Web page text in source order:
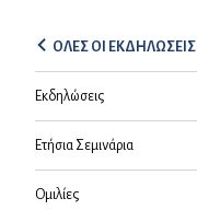
ΟΛΕΣ ΟΙ ΕΚΔΗΛΩΣΕΙΣ
Εκδηλώσεις
Ετήσια Σεμινάρια
Ομιλίες